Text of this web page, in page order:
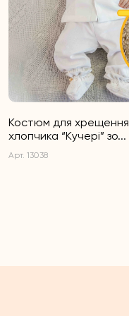
Костюм для хрещення
хлопчика “Кучері” зо...
Арт. 13038